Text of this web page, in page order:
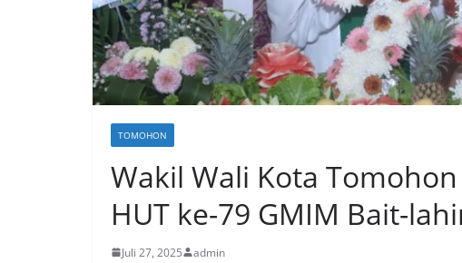
TOMOHON
Wakil Wali Kota
HUT ke-79 GMIM Bait-
Juli 27, 2025 admin